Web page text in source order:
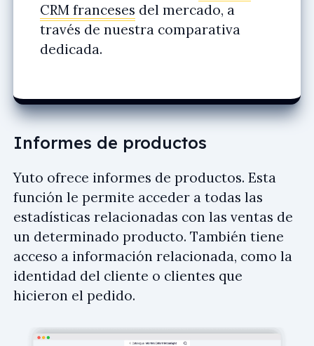
CRM franceses del mercado, a
través de nuestra comparativa
dedicada.
Informes de productos
Yuto ofrece informes de productos. Esta
función le permite acceder a todas las
estadísticas relacionadas con las ventas de
un determinado producto. También tiene
acceso a información relacionada, como la
identidad del cliente o clientes que
hicieron el pedido.